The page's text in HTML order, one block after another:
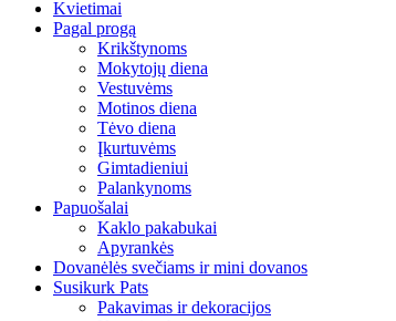
Kvietimai
Pagal progą
Krikštynoms
Mokytojų diena
Vestuvėms
Motinos diena
Tėvo diena
Įkurtuvėms
Gimtadieniui
Palankynoms
Papuošalai
Kaklo pakabukai
Apyrankės
Dovanėlės svečiams ir mini dovanos
Susikurk Pats
Pakavimas ir dekoracijos